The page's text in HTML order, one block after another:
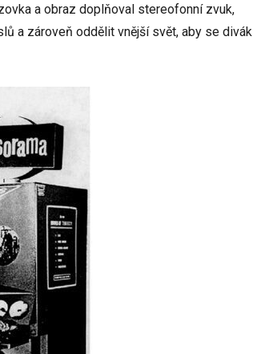
a obraz doplňoval stereofonní zvuk,
a zároveň oddělit vnější svět, aby se divák